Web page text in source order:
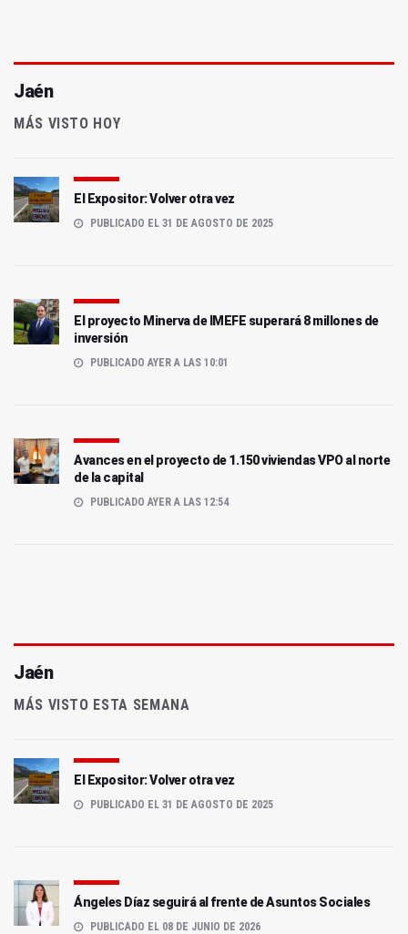
Jaén
MÁS VISTO HOY
El Expositor: Volver otra vez
PUBLICADO EL 31 DE AGOSTO DE 2025
El proyecto Minerva de IMEFE superará 8 millones de
inversión
PUBLICADO AYER A LAS 10:01
Avances en el proyecto de 1.150 viviendas VPO al norte
de la capital
PUBLICADO AYER A LAS 12:54
Jaén
MÁS VISTO ESTA SEMANA
El Expositor: Volver otra vez
PUBLICADO EL 31 DE AGOSTO DE 2025
Ángeles Díaz seguirá al frente de Asuntos Sociales
PUBLICADO EL 08 DE JUNIO DE 2026